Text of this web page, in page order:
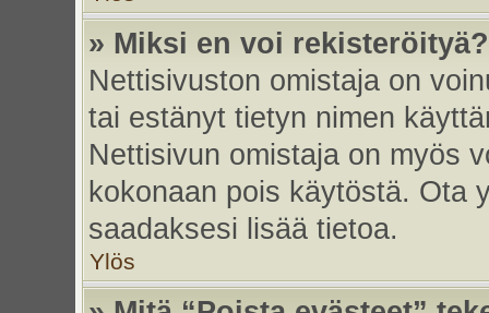
» Miksi en voi rekisteröityä?
Nettisivuston omistaja on
tai estänyt tietyn nimen
Nettisivun omistaja on myös
kokonaan pois käytöstä. Ota
saadaksesi lisää tietoa.
Ylös